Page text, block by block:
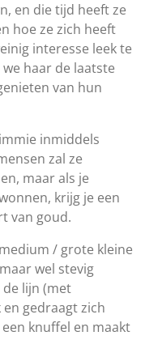
en die tijd heeft ze
hoe ze zich heeft
interesse leek te
haar de laatste
van hun
inmiddels
zal ze
maar als je
krijg je een
van goud.
/ grote kleine
wel stevig
de lijn (met
gedraagt zich
knuffel en maakt